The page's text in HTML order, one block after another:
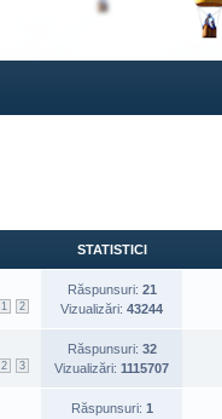
STATISTICI
1 2
Răspunsuri: 21
Vizualizări: 43244
2 3
Răspunsuri: 32
Vizualizări: 1115707
Răspunsuri: 1